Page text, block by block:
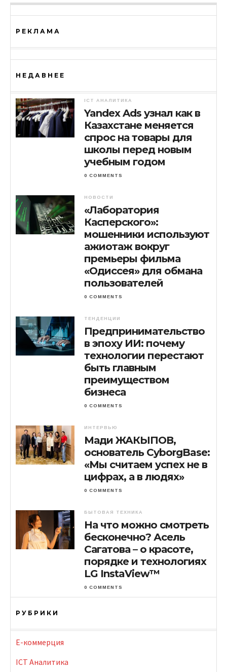
РЕКЛАМА
НЕДАВНЕЕ
ICT АНАЛИТИКА
Yandex Ads узнал как в
Казахстане меняется
спрос на товары для
школы перед новым
учебным годом
0 COMMENTS
НОВОСТИ
«Лаборатория
Касперского»:
мошенники используют
ажиотаж вокруг
премьеры фильма
«Одиссея» для обмана
пользователей
0 COMMENTS
ТЕНДЕНЦИИ
Предпринимательство
в эпоху ИИ: почему
технологии перестают
быть главным
преимуществом
бизнеса
0 COMMENTS
ИНТЕРВЬЮ
Мади ЖАКЫПОВ,
основатель CyborgBase:
«Мы считаем успех не в
цифрах, а в людях»
0 COMMENTS
БЫТОВАЯ ТЕХНИКА
На что можно смотреть
бесконечно? Асель
Сагатова – о красоте,
порядке и технологиях
LG InstaView™
0 COMMENTS
РУБРИКИ
E-коммерция
ICT Аналитика